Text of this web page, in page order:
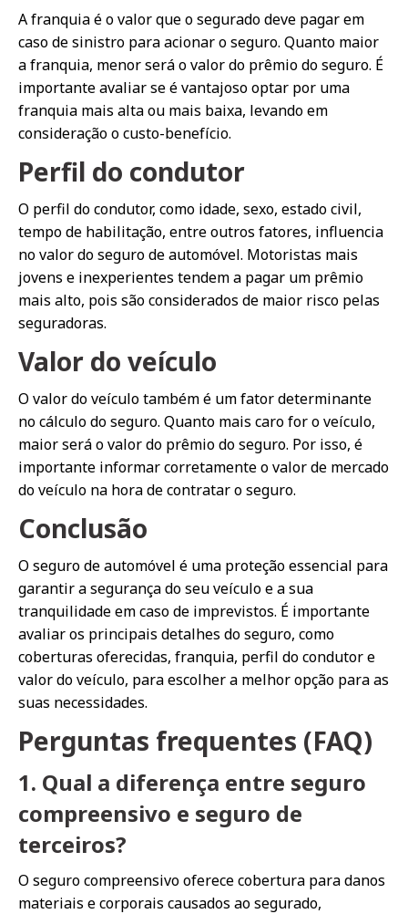
A franquia é o valor que o segurado deve pagar em
caso de sinistro para acionar o seguro. Quanto maior
a franquia, menor será o valor do prêmio do seguro. É
importante avaliar se é vantajoso optar por uma
franquia mais alta ou mais baixa, levando em
consideração o custo-benefício.
Perfil do condutor
O perfil do condutor, como idade, sexo, estado civil,
tempo de habilitação, entre outros fatores, influencia
no valor do seguro de automóvel. Motoristas mais
jovens e inexperientes tendem a pagar um prêmio
mais alto, pois são considerados de maior risco pelas
seguradoras.
Valor do veículo
O valor do veículo também é um fator determinante
no cálculo do seguro. Quanto mais caro for o veículo,
maior será o valor do prêmio do seguro. Por isso, é
importante informar corretamente o valor de mercado
do veículo na hora de contratar o seguro.
Conclusão
O seguro de automóvel é uma proteção essencial para
garantir a segurança do seu veículo e a sua
tranquilidade em caso de imprevistos. É importante
avaliar os principais detalhes do seguro, como
coberturas oferecidas, franquia, perfil do condutor e
valor do veículo, para escolher a melhor opção para as
suas necessidades.
Perguntas frequentes (FAQ)
1. Qual a diferença entre seguro
compreensivo e seguro de
terceiros?
O seguro compreensivo oferece cobertura para danos
materiais e corporais causados ao segurado,